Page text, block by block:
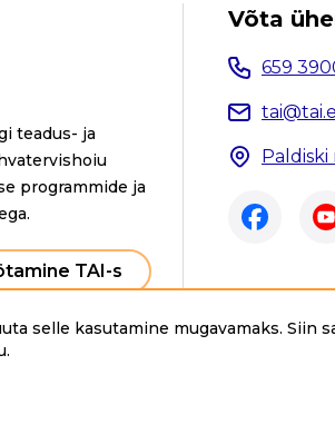
teadus- ja
programmide ja
TAI-s
Võta
659
Paldiski
Instituut www.tai.ee. Kõik õigused
selle kasutamine mugavamaks. Siin
.